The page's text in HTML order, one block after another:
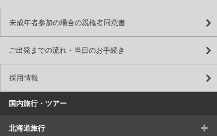
未成年者参加の場合の親権者同意書
ご出発までの流れ・当日のお手続き
採用情報
国内旅行・ツアー
北海道旅行 +